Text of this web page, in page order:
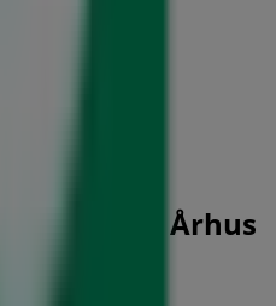
i Mode i Århus